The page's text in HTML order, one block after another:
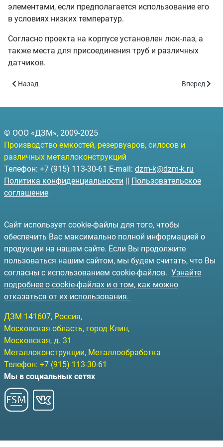
элементами, если предполагается использование его
в условиях низких температур.
Согласно проекта на корпусе установлен люк-лаз, а
также места для присоединения труб и различных
датчиков.
Предыдущий: РГСН-5 - объём 5 куб.м.
Назад Следующий:
Вперед
© ООО «ДЗМ», 2009-2025
Производство емкостей, резервуаров, силосов и
различных металлоконструкций
Телефон: +7 (915) 113-30-61 E-mail: dzm-k@dzm-k.ru
Политика конфиденциальности || Пользовательское
соглашение
Сайт использует cookie-файлы для того, чтобы
обеспечить Вас максимально полной информацией о
продукции на нашем сайте. Если Вы продолжите
пользоваться нашим сайтом, мы будем считать, что Вы
согласны с использованием cookie-файлов. Узнайте
подробнее о cookie-файлах и о том, как можно
отказаться от их использования.
ДЗМ 141607, Россия,
Московская область, город Клин,
Московская, д. 31
Металлоконструкции, Металлообработка
Телефон: +7 (915) 113-30-61
Мы в социальных сетях